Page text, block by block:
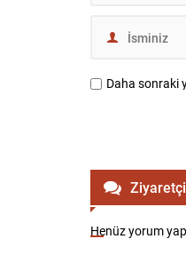
Daha sonraki
Henüz yorum